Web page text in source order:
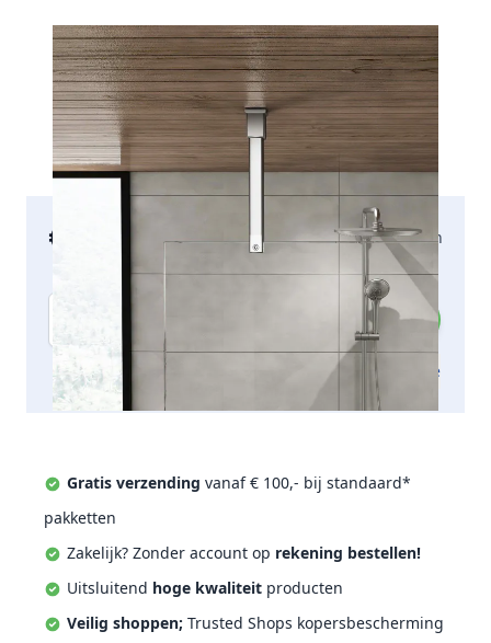
€ 81,90 incl. btw 2-5 werkdagen
Aantal
Toevoegen aan offerte
Gratis verzending vanaf € 100,- bij standaard*
pakketten
Zakelijk? Zonder account op rekening bestellen!
Uitsluitend hoge kwaliteit producten
Veilig shoppen; Trusted Shops kopersbescherming